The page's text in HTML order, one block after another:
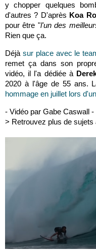
y chopper quelques
d'autres ? D'après Koa
pour être "l'un des
Rien que ça.
Déjà sur place avec le
remet ça dans son
vidéo, il l'a dédiée à
2020 à l'âge de 55 ans.
hommage en juillet lors
- Vidéo par Gabe Caswall -
> Retrouvez plus de